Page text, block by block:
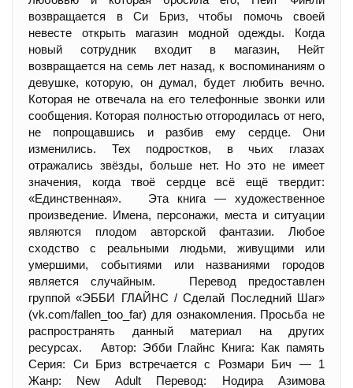
возвращается в Си Бриз, чтобы помочь своей
невесте открыть магазин модной одежды. Когда
новый сотрудник входит в магазин, Нейт
возвращается на семь лет назад, к воспоминаниям о
девушке, которую, он думал, будет любить вечно.
Которая не отвечала на его телефонные звонки или
сообщения. Которая полностью отгородилась от него,
не попрощавшись и разбив ему сердце. Они
изменились. Тех подростков, в чьих глазах
отражались звёзды, больше нет. Но это не имеет
значения, когда твоё сердце всё ещё твердит:
«Единственная». Эта книга — художественное
произведение. Имена, персонажи, места и ситуации
являются плодом авторской фантазии. Любое
сходство с реальными людьми, живущими или
умершими, событиями или названиями городов
является случайным. Перевод предоставлен
группой «ЭББИ ГЛАЙНС / Сделай Последний Шаг»
(vk.com/fallen_too_far) для ознакомления. Просьба не
распространять данный материал на других
ресурсах. Автор: Эбби Глайнс Книга: Как память
Серия: Си Бриз встречается с Розмари Бич — 1
Жанр: New Adult Перевод: Нодира Азимова